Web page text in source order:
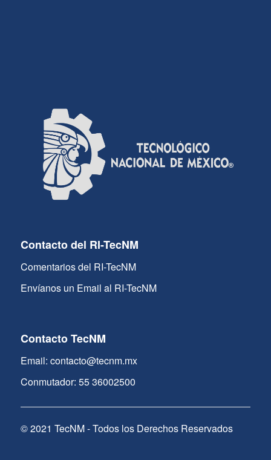
Contacto del RI-TecNM
Comentarios del RI-TecNM
Envíanos un Email al RI-TecNM
Contacto TecNM
Email: contacto@tecnm.mx
Conmutador: 55 36002500
© 2021 TecNM - Todos los Derechos Reservados